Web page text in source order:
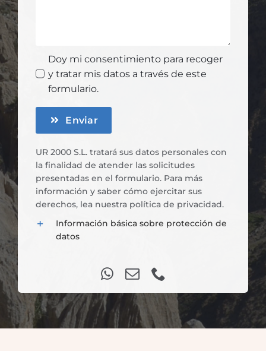
Doy mi consentimiento para recoger
y tratar mis datos a través de este
formulario.
Enviar
UR 2000 S.L. tratará sus datos personales con
la finalidad de atender las solicitudes
presentadas en el formulario. Para más
información y saber cómo ejercitar sus
derechos, lea nuestra política de privacidad.
Información básica sobre protección de
datos